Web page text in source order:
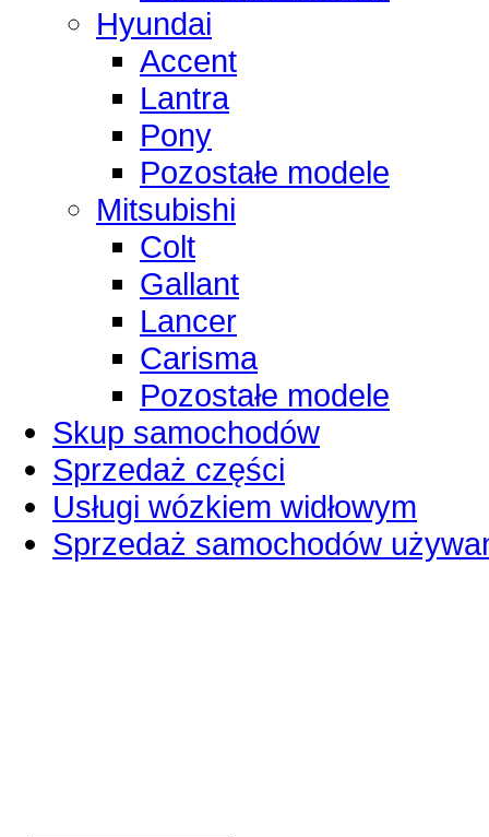
Hyundai
Accent
Lantra
Pony
Pozostałe modele
Mitsubishi
Colt
Gallant
Lancer
Carisma
Pozostałe modele
Skup samochodów
Sprzedaż części
Usługi wózkiem widłowym
Sprzedaż samochodów